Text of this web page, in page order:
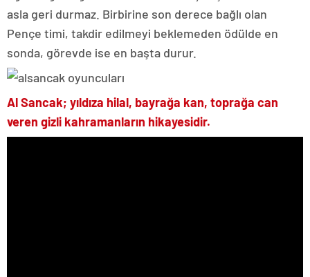
asla geri durmaz. Birbirine son derece bağlı olan
Pençe timi, takdir edilmeyi beklemeden ödülde en
sonda, görevde ise en başta durur.
Al Sancak; yıldıza hilal, bayrağa kan, toprağa can
veren gizli kahramanların hikayesidir.